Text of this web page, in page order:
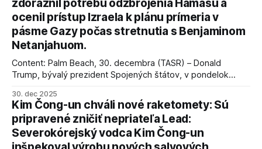
zdôraznil potrebu odzbrojenia Hamasu a
ocenil prístup Izraela k plánu prímeria v
pásme Gazy počas stretnutia s Benjaminom
Netanjahuom.
Content: Palm Beach, 30. decembra (TASR) – Donald
Trump, bývalý prezident Spojených štátov, v pondelok
kľúčové pre úspešné dosiahnutie prímeria v Gaze. Agentúra
AFP informuje, že Trump vyjadril presvedčenie, že Izrael plní
podmienky dohody o prí
30. dec 2025
Kim Čong-un chváli nové raketomety: Sú
pripravené zničiť nepriateľa Lead:
Severokórejský vodca Kim Čong-un